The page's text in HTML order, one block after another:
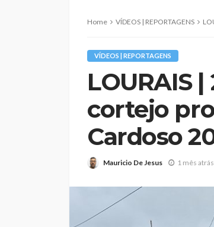
Home VÍDEOS | REPORTAGENS
VÍDEOS | REPORTAGENS
LOURAIS
cortejo
Cardoso
Mauricio De Jesus 1 mês atrás